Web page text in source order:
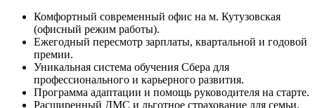
Комфортный современный офис на м. Кутузовская
(офисный режим работы).
Ежегодный пересмотр зарплаты, квартальной и годовой
премии.
Уникальная система обучения Сбера для
профессионального и карьерного развития.
Программа адаптации и помощь руководителя на старте.
Расширенный ДМС и льготное страхование для семьи.